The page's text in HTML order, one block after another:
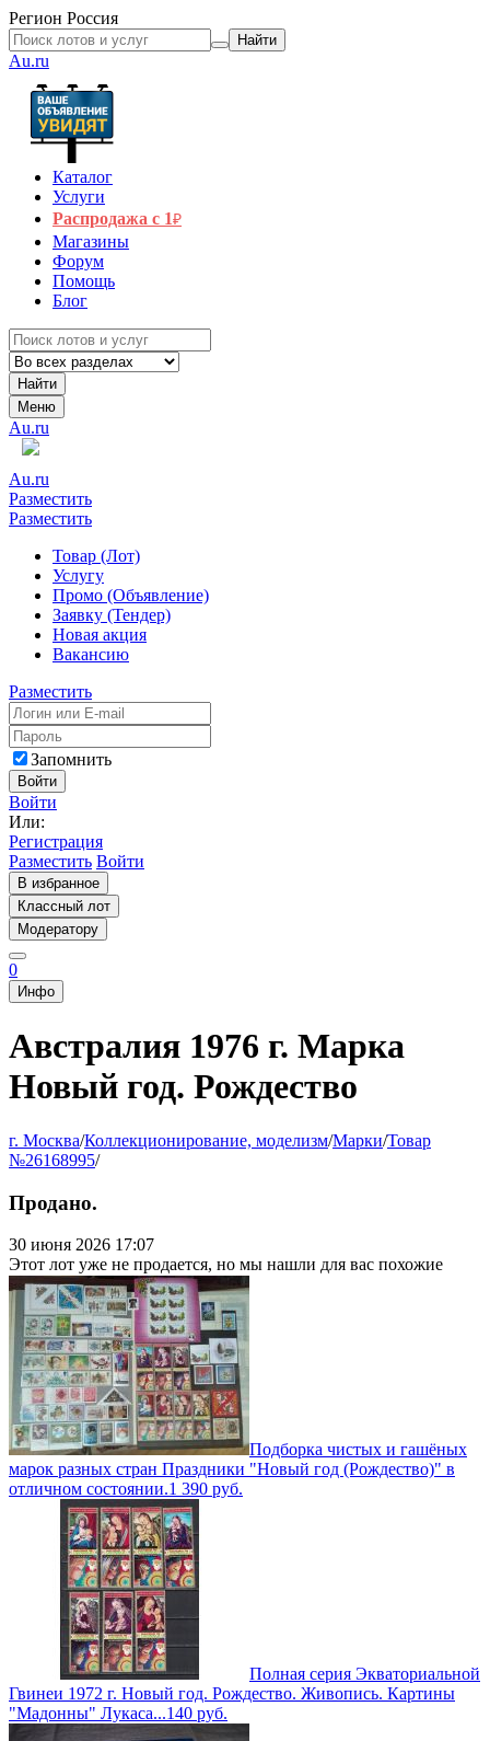
Регион Россия
Найти
Au.ru
Каталог
Услуги
Распродажа с 1₽
Магазины
Форум
Помощь
Блог
Найти
Меню
Au.ru
Au.ru
Разместить
Разместить
Товар (Лот)
Услугу
Промо (Объявление)
Заявку (Тендер)
Новая акция
Вакансию
Разместить
Запомнить
Войти
Войти
Или:
Регистрация
Разместить Войти
В избранное
Классный лот
Модератору
0
Инфо
Австралия 1976 г. Марка
Новый год. Рождество
г. Москва/Коллекционирование, моделизм/Марки/Товар
№26168995/
Продано.
30 июня 2026 17:07
Этот лот уже не продается, но мы нашли для вас похожие
Подборка чистых и гашёных
марок разных стран Праздники "Новый год (Рождество)" в
отличном состоянии.1 390 руб.
Полная серия Экваториальной
Гвинеи 1972 г. Новый год. Рождество. Живопись. Картины
"Мадонны" Лукаса...140 руб.